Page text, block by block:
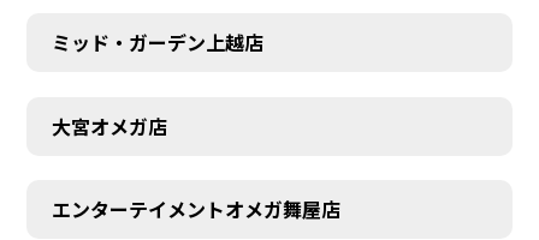
ミッド・ガーデン上越店
大宮オメガ店
エンターテイメントオメガ舞屋店